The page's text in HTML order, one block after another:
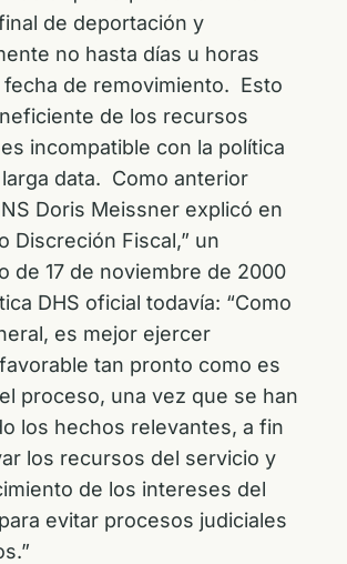
de deportación y
no hasta días u horas
fecha de removimiento. Esto
de los recursos
incompatible con la política
data. Como anterior
Doris Meissner explicó en
Discreción Fiscal,” un
de 17 de noviembre de 2000
DHS oficial todavía: “Como
es mejor ejercer
tan pronto como es
proceso, una vez que se han
los hechos relevantes, a fin
los recursos del servicio y
de los intereses del
evitar procesos judiciales